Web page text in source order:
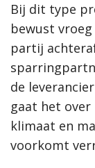
Bij dit type
bewust
partij
de
gaat het
klimaat en
voorkomt